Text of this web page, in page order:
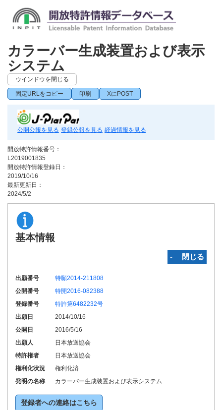
カラーバー生成装置および表示
システム
ウインドウを閉じる
固定URLをコピー 印刷 XにPOST
公開公報を見る 登録公報を見る 経過情報を見る
開放特許情報番号：
L2019001835
開放特許情報登録日：
2019/10/16
最新更新日：
2024/5/2
基本情報
‐ 閉じる
出願番号
特願2014-211808
公開番号
特開2016-082388
登録番号
特許第6482232号
出願日
2014/10/16
公開日
2016/5/16
出願人
日本放送協会
特許権者
日本放送協会
権利化状況
権利化済
発明の名称
カラーバー生成装置および表示システム
登録者への連絡はこちら